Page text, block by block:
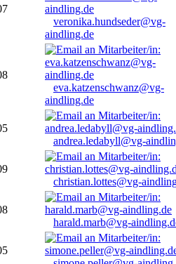
veronika.hundseder@vg-
aindling.de
eva.katzenschwanz@vg-
aindling.de
andrea.ledabyll@vg-
christian.lottes@vg-
harald.marb@vg-